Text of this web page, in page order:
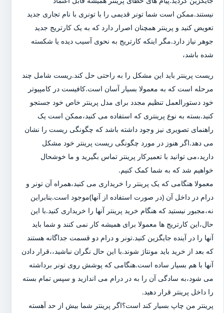
نیستند.ممکن است شما تونر قدیمی را با تونری با نام تجاری جدید
تعویض کنید و پرینتر همچنان اصرار دارد که به یک کارتریج جدید
جوهر نیاز دارد.مگر اینکه کارتریج به نحوی آسیب دیده یا شکسته
شده باشد،
ریست پرینتر باید این مشکل را به راحتی حل کند.ریست شامل چند
مرحله است که به معمولا بسیار آسان است.کافیست در کامپیوتر
خود دستورالعمل تنظیم مجدد برای مدل پرینتر خاص خود جستجو
کنید.بسته به نوع پرینتری که استفاده می کنید،ممکن است یک
راهنمای تصویری نیز وجود داشته باشد که چگونگی ریست را نشان
می دهد.اگر هنوز در مورد چگونگی ریست پرینتر خود مشکل
دارید،می توانید با تعمیرکار پرینتر تماس بگیرید و ما خوشحال
خواهیم شد که به شما کمک کنیم.
معمولا هنگامی که یک پرینتر را خریداری می کنید،همراه آن تونر و
درام در داخل آن (در صورت استفاده از آنها)موجود است.بنابراین
نه،مجبور نیستید که هنگام خرید پرینتر آنها را خریداری کنید.با این
حال،این کارتریج ها معمولا برای همیشه کار نمی کنند و شما باید
آنها را در آینده جایگزین کنید.تونر و درام دو قسمت جداگانه هستند
که بعد از خرید باید مونتاژ شوند.با این حال نگران نباشید،،قرار دادن
آنها با هم بسیار ساده است.هنگامی که پوشش روی تونر برداشته
می شود،به سادگی آن را به در درام می اندازید و سپس تمام بسته
را داخل پرینتر قرار دهید.
پرینتر من چاپ بسیار کند است؟اگر پرینتر شما بیش از حد آهسته